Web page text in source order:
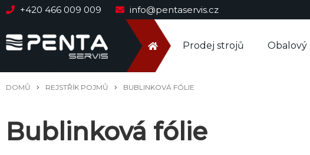
+420 466 009 009 info@pentaservis.cz
Prodej strojů Obalový
DOMŮ REJSTŘÍK POJMŮ BUBLINKOVÁ FÓLIE
Bublinková fólie